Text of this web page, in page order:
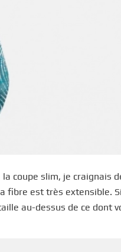
coupe slim, je craignais
fibre est très extensible.
au-dessus de ce dont